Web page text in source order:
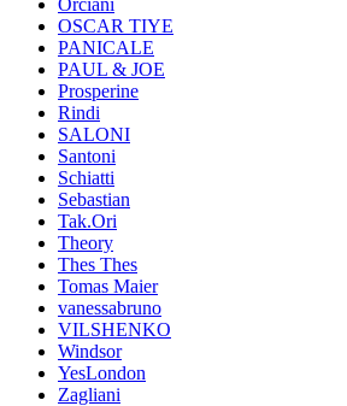
Orciani
OSCAR TIYE
PANICALE
PAUL & JOE
Prosperine
Rindi
SALONI
Santoni
Schiatti
Sebastian
Tak.Ori
Theory
Thes Thes
Tomas Maier
vanessabruno
VILSHENKO
Windsor
YesLondon
Zagliani